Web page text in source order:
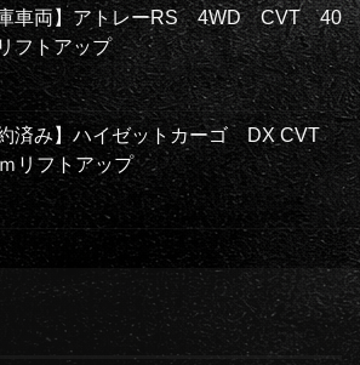
車両】アトレーRS 4WD CVT 40
フトアップ
済み】ハイゼットカーゴ DX CVT
リフトアップ